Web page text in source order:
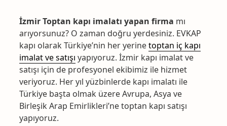
İzmir Toptan kapı imalatı yapan firma mı
arıyorsunuz? O zaman doğru yerdesiniz. EVKAP
kapı olarak Türkiye’nin her yerinetoptan iç kapı
imalat ve satışı yapıyoruz. İzmir kapı imalat ve
satışı için de profesyonel ekibimiz ile hizmet
veriyoruz. Her yıl yüzbinlerde kapı imalatı ile
Türkiye başta olmak üzere Avrupa, Asya ve
Birleşik Arap Emirlikleri’ne toptan kapı satışı
yapıyoruz.